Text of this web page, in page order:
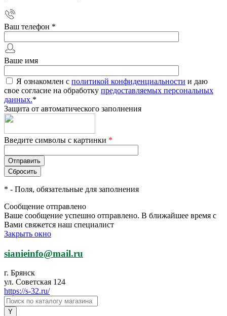
Ваш телефон *
Ваше имя
Я ознакомлен с политикой конфиденциальности и даю
свое согласие на обработку предоставляемых персональных
данных.*
Защита от автоматического заполнения
Введите символы с картинки *
* - Поля, обязательные для заполнения
Сообщение отправлено
Ваше сообщение успешно отправлено. В ближайшее время с
Вами свяжется наш специалист
Закрыть окно
sianieinfo@mail.ru
г. Брянск
ул. Советская 124
https://s-32.ru/